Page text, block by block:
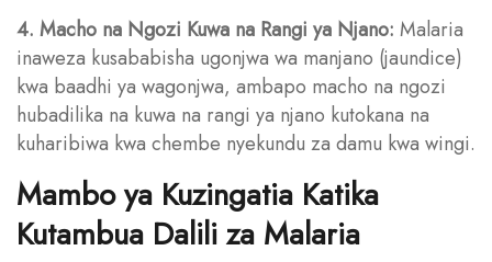
4. Macho na Ngozi Kuwa na Rangi ya Njano: Malaria
inaweza kusababisha ugonjwa wa manjano (jaundice)
kwa baadhi ya wagonjwa, ambapo macho na ngozi
hubadilika na kuwa na rangi ya njano kutokana na
kuharibiwa kwa chembe nyekundu za damu kwa wingi.
Mambo ya Kuzingatia Katika
Kutambua Dalili za Malaria